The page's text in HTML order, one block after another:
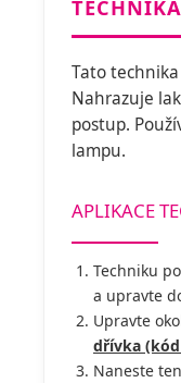
Tato
Nahrazuje
postup.
lampu.
APLIKACE
Techniku
a upravte
Upravte
dřívka (kód
Naneste